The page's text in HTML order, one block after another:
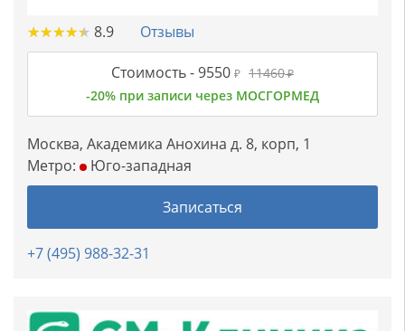
★★★★★
★★★★★ 8.9 Отзывы
Стоимость -9550 ₽ 11460₽
-20% при записи через МОСГОРМЕД
Москва, Академика Анохина д. 8, корп, 1
Метро:
Юго-западная
Записаться
+7 (495) 988-32-31